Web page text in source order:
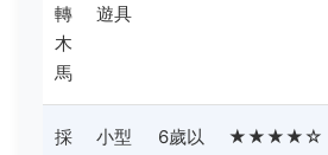
轉
木
馬
遊具
採
小型
6歲以
★★★★☆